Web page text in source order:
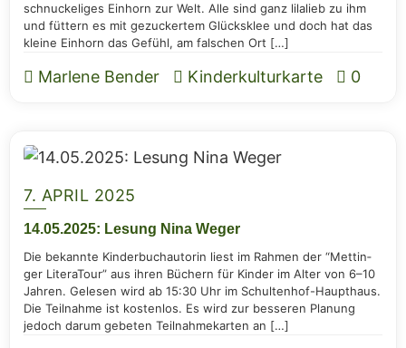
schnu­cke­li­ges Ein­horn zur Welt. Alle sind ganz lila­lieb zu ihm
und füt­tern es mit gezu­cker­tem Glücks­klee und doch hat das
klei­ne Ein­horn das Gefühl, am fal­schen Ort […]
Marlene Bender Kinderkulturkarte 0
7. APRIL 2025
14.05.2025: Lesung Nina Weger
Die bekann­te Kin­der­buch­au­to­rin liest im Rah­men der “Mett­in­
ger Litera­Tour” aus ihren Büchern für Kin­der im Alter von 6–10
Jah­ren. Gele­sen wird ab 15:30 Uhr im Schul­ten­hof-Haupt­haus.
Die Teil­nah­me ist kos­ten­los. Es wird zur bes­se­ren Pla­nung
jedoch dar­um gebe­ten Teil­nah­me­kar­ten an […]